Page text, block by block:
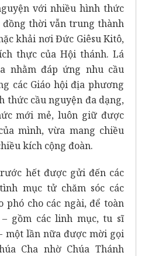
với nhiều hình thức
thời vẫn trung thành
khải nơi Đức Giêsu Kitô,
thực của Hội thánh. Lá
nhằm đáp ứng nhu cầu
các Giáo hội địa phương
thức cầu nguyện đa dạng,
mới mẻ, luôn giữ được
mình, vừa mang chiều
kích cộng đoàn.
hết được gửi đến các
mục tử chăm sóc các
phó cho các ngài, để toàn
gồm các linh mục, tu sĩ
một lần nữa được mời gọi
Cha nhờ Chúa Thánh